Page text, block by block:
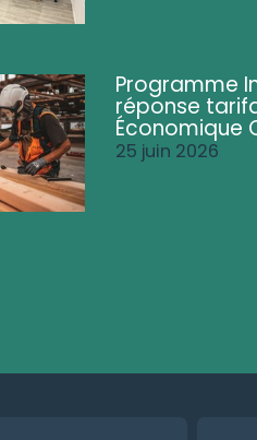
Programme
réponse
Économique
25 juin 2026